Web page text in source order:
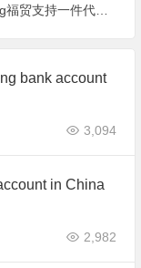
Pingpong福贸支持一件代发贸易模式
bank account
3,094
in China
2,982